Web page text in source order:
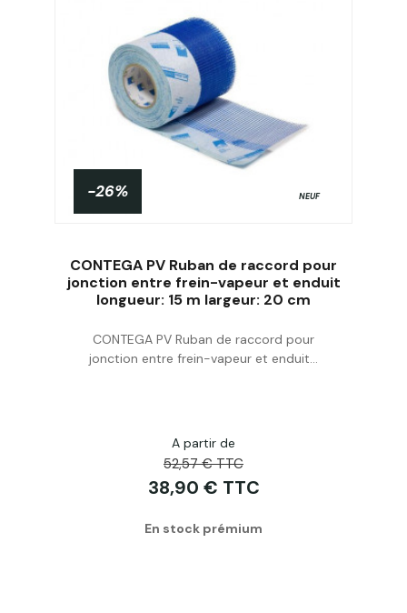
-26% NEUF
CONTEGA PV Ruban de raccord pour
jonction entre frein-vapeur et enduit
longueur: 15 m largeur: 20 cm
CONTEGA PV Ruban de raccord pour
jonction entre frein-vapeur et enduit...
A partir de
52,57 € TTC
38,90 € TTC
En stock prémium